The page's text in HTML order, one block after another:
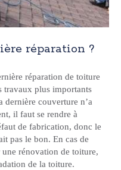
réparation ?
réparation de toiture
travaux plus importants
dernière couverture n’a
il faut se rendre à
de fabrication, donc le
pas le bon. En cas de
rénovation de toiture,
de la toiture.